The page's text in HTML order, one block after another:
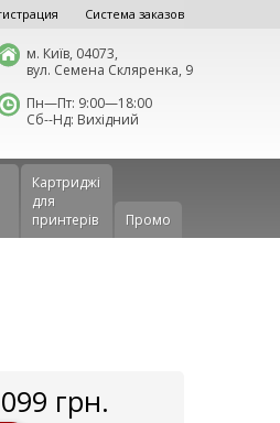
Система заказов
м. Київ, 04073,
вул. Семена Скляренка, 9
Пн—Пт: 9:00—18:00
Сб--Нд: Вихідний
Картриджі
для
принтерів
Промо
грн.